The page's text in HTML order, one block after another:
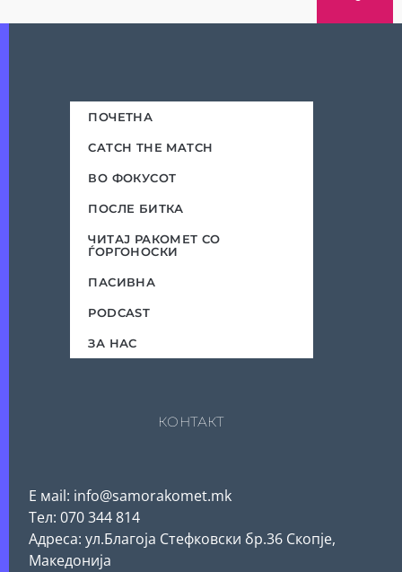
ПОЧЕТНА
CATCH THE MATCH
ВО ФОКУСОТ
ПОСЛЕ БИТКА
ЧИТАЈ РАКОМЕТ СО
ЃОРГОНОСКИ
ПАСИВНА
PODCAST
ЗА НАС
КОНТАКТ
Е мail: info@samorakomet.mk
Тел: 070 344 814
Адреса: ул.Благоја Стефковски бр.36 Скопје,
Македонија